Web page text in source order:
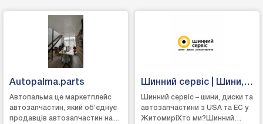
Autopalma.parts
Автопальма це маркетплейс
автозапчастин, який об’єднує
продавців автозапчастин на
Шинний сервіс | Шини,
диски, запчастини
Житомир
Шинний сервіс – шини, диски та
автозапчастини з USA та EC у
ЖитомиріХто ми?Шинний